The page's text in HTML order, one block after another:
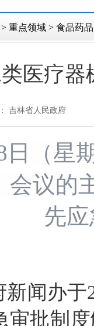
> 重点领域 > 食品药品
医疗
吉林省人民政府
日（星
会议的
先
办于
审批制